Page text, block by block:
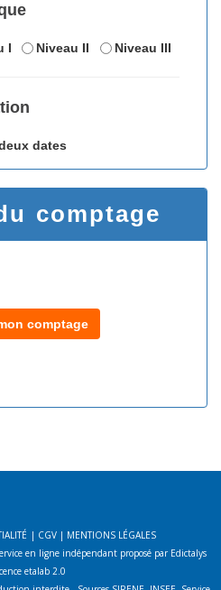
I Niveau II Niveau III
dates
comptage
comptage
| CGV | MENTIONS LÉGALES
en ligne indépendant proposé par Edictalys
etalab 2.0